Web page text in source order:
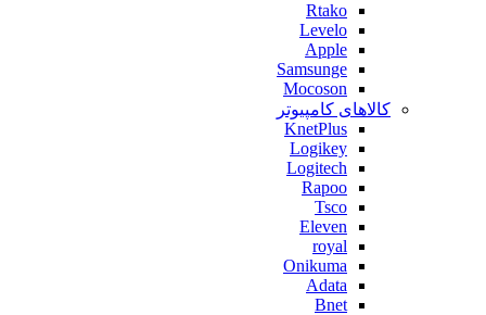
Rtako
Levelo
Apple
Samsunge
Mocoson
کالاهای کامپیوتر
KnetPlus
Logikey
Logitech
Rapoo
Tsco
Eleven
royal
Onikuma
Adata
Bnet